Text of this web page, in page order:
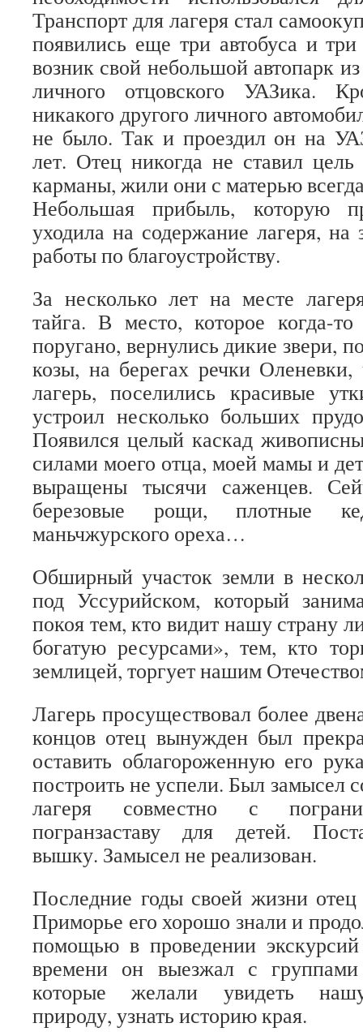
Транспорт для лагеря стал
появились еще три автобуса и
возник свой небольшой автопарк
личного отцовского УАЗика.
никакого другого личного
не было. Так и проездил он на
лет. Отец никогда не ставил цель
карманы, жили они с матерью
Небольшая прибыль, которую
уходила на содержание лагеря, на
работы по благоустройству.
За несколько лет на месте
тайга. В место, которое когда-
поругано, вернулись дикие звери,
козы, на берегах речки Оленевки,
лагерь, поселились красивые
устроил несколько больших
Появился целый каскад
силами моего отца, моей мамы и
выращены тысячи саженцев.
березовые рощи, плотные
маньчжурского ореха…
Обширный участок земли в
под Уссурийском, который
покоя тем, кто видит нашу страну
богатую ресурсами», тем, кто
землицей, торгует нашим
Лагерь просуществовал более
концов отец вынужден был
оставить облагороженную его
построить не успели. Был замысел
лагеря совместно с
погранзаставу для детей.
вышку. Замысел не реализован.
Последние годы своей жизни
Приморье его хорошо знали и
помощью в проведении
времени он выезжал с
которые желали увидеть
природу, узнать историю края.